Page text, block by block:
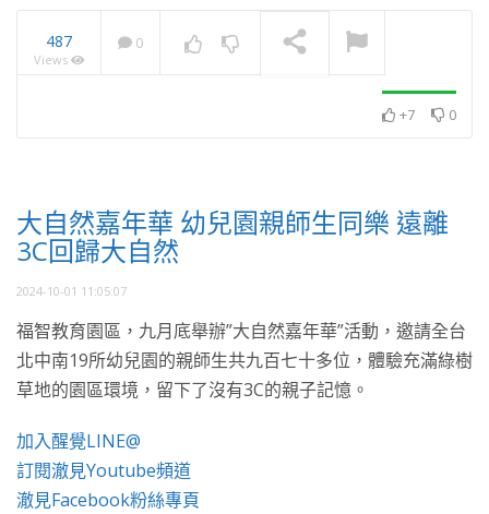
綠保15農友歡聚 保育內化
487
Views
0
+7 0
大自然嘉年華 幼兒園親師生同樂 遠離
3C回歸大自然
2024-10-01 11:05:07
福智教育園區，九月底舉辦”大自然嘉年華”活動，邀請全台
北中南19所幼兒園的親師生共九百七十多位，體驗充滿綠樹
草地的園區環境，留下了沒有3C的親子記憶。
加入醒覺LINE@
訂閱澈見Youtube頻道
澈見Facebook粉絲專頁